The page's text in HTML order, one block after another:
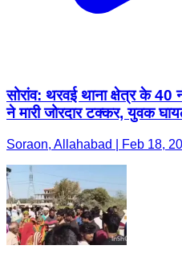
सोरांव: थरवई थाना क्षेत्र के 40
ने मारी जोरदार टक्कर, युवक
Soraon, Allahabad | Feb 18,